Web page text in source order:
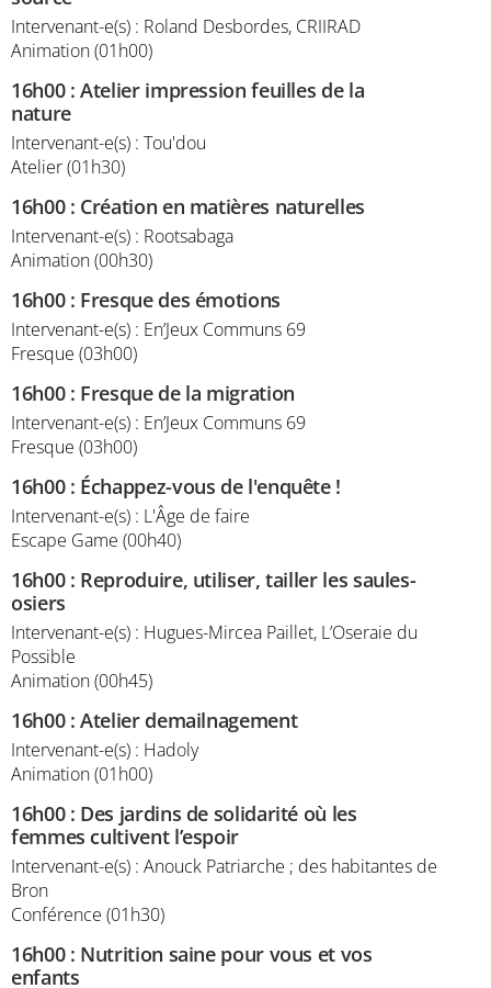
Intervenant-e(s) : Roland Desbordes, CRIIRAD
Animation (01h00)
16h00:Atelier impression feuilles de la
nature
Intervenant-e(s) : Tou'dou
Atelier (01h30)
16h00: Création en matières naturelles
Intervenant-e(s) : Rootsabaga
Animation (00h30)
16h00: Fresque des émotions
Intervenant-e(s) : En’Jeux Communs 69
Fresque (03h00)
16h00: Fresque de la migration
Intervenant-e(s) : En’Jeux Communs 69
Fresque (03h00)
16h00: Échappez-vous de l'enquête !
Intervenant-e(s) : L'Âge de faire
Escape Game (00h40)
16h00: Reproduire, utiliser, tailler les saules-
osiers
Intervenant-e(s) : Hugues-Mircea Paillet, L’Oseraie du
Possible
Animation (00h45)
16h00:Atelier demailnagement
Intervenant-e(s) : Hadoly
Animation (01h00)
16h00: Des jardins de solidarité où les
femmes cultivent l’espoir
Intervenant-e(s) : Anouck Patriarche ; des habitantes de
Bron
Conférence (01h30)
16h00: Nutrition saine pour vous et vos
enfants